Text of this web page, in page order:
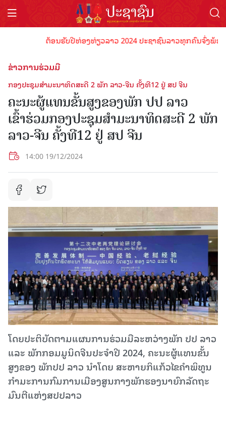
ຕ້ອນຮັບປີທ່ອງທ່ຽວລາວ 2024 ປະຊາຊົນລາວທຸກຄົນຈົ່ງພ້ອມ
ຂ່າວການຮ່ວມມື
ກອງປະຊຸມສໍາມະນາທິດສະດີ 2 ພັກ ລາວ-ຈີນ ຄັ້ງທີ12 ຢູ່ ສປ ຈີນ
ຄະນະຜູ້ແທນຂັ້ນສູງຂອງພັກ ປປ ລາວ
ເຂົ້າຮ່ວມກອງປະຊຸມສໍາມະນາທິດສະດີ 2 ພັກ
ລາວ-ຈີນ ຄັ້ງທີ12 ຢູ່ ສປ ຈີນ
14:00 19/12/2024
ໂດຍປະຕິບັດຕາມແຜນການຮ່ວມມືລະຫວ່າງພັກ ປປ ລາວ
ແລະ ພັກກອມມູນິດຈີນປະຈໍາປີ 2024, ຄະນະຜູ້ແທນຂັ້ນ
ສູງຂອງ ພັກປປ ລາວ ນໍາໂດຍ ສະຫາຍກິແກ້ວໄຂຄຳພິທູນ
ກໍາມະການກົມການເມືອງສູນກາງພັກຮອງນາຍົກລັດຖະ
ມົນຕີແຫ່ງສປປລາວ